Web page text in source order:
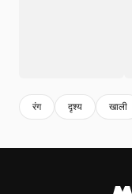
रंग दृश्य खाली